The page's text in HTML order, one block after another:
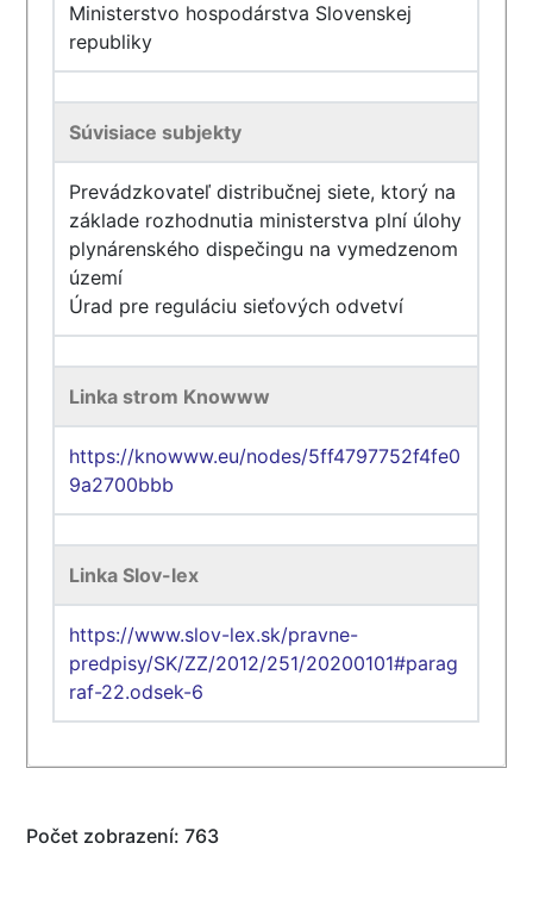
Ministerstvo hospodárstva Slovenskej
republiky
Súvisiace subjekty
Prevádzkovateľ distribučnej siete, ktorý na
základe rozhodnutia ministerstva plní úlohy
plynárenského dispečingu na vymedzenom
území
Úrad pre reguláciu sieťových odvetví
Linka strom Knowww
https://knowww.eu/nodes/5ff4797752f4fe0
9a2700bbb
Linka Slov-lex
https://www.slov-lex.sk/pravne-
predpisy/SK/ZZ/2012/251/20200101#parag
raf-22.odsek-6
Počet zobrazení: 763